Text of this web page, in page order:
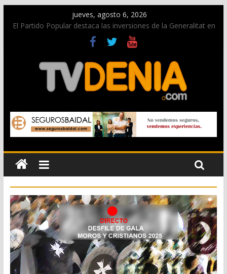
jueves, agosto 6, 2026
El Partido Popular destaca las inversiones de la Generalitat en
Dénia y la Marina Alta contempladas en los nuevos
presupuestos autonómicos
La Entraeta Festera llena de ambiente la calle Marqués de
Campo con la recepción a la Capitanía Cristiana
El XII Festival de Jazz de Dénia reunirá durante agosto a
figuras nacionales e internacionales en los Jardins de
Los Moros y Cristianos 2026 reciben las llaves de la ciudad y
dan inicio a las fiestas en Dénia
Una nueva campaña anima a la juventud a disfrutar de la